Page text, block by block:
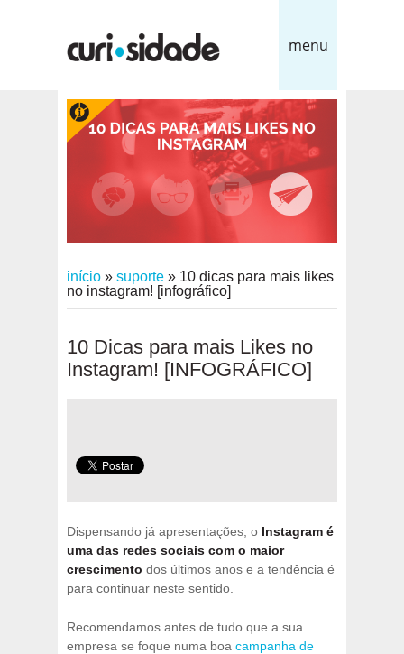
menu
início » suporte » 10 dicas para mais likes
no instagram! [infográfico]
10 Dicas para mais Likes no
Instagram! [INFOGRÁFICO]
Dispensando já apresentações, o Instagram é
uma das redes sociais com o maior
crescimento dos últimos anos e a tendência é
para continuar neste sentido.
Recomendamos antes de tudo que a sua
empresa se foque numa boa campanha de